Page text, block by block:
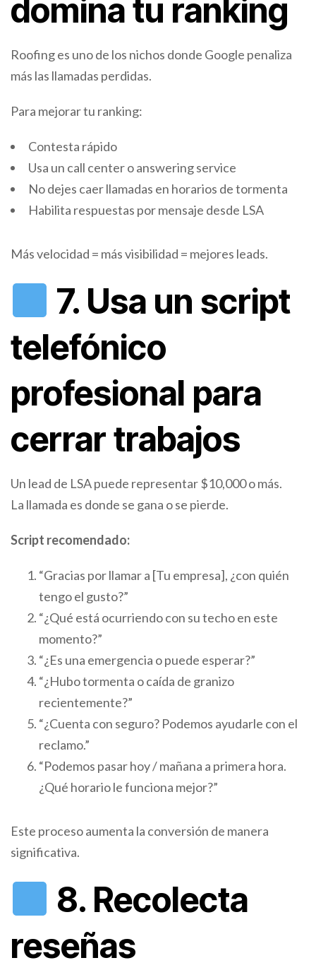
domina tu ranking
Roofing es uno de los nichos donde Google penaliza
más las llamadas perdidas.
Para mejorar tu ranking:
Contesta rápido
Usa un call center o answering service
No dejes caer llamadas en horarios de tormenta
Habilita respuestas por mensaje desde LSA
Más velocidad = más visibilidad = mejores leads.
7. Usa un script
telefónico
profesional para
cerrar trabajos
Un lead de LSA puede representar $10,000 o más.
La llamada es donde se gana o se pierde.
Script recomendado:
“Gracias por llamar a [Tu empresa], ¿con quién
tengo el gusto?”
“¿Qué está ocurriendo con su techo en este
momento?”
“¿Es una emergencia o puede esperar?”
“¿Hubo tormenta o caída de granizo
recientemente?”
“¿Cuenta con seguro? Podemos ayudarle con el
reclamo.”
“Podemos pasar hoy / mañana a primera hora.
¿Qué horario le funciona mejor?”
Este proceso aumenta la conversión de manera
significativa.
8. Recolecta
reseñas